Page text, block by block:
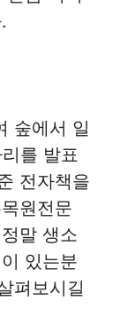
숲에서 일
를 발표
전자책을
원전문
말 생소
있는분
펴보시길